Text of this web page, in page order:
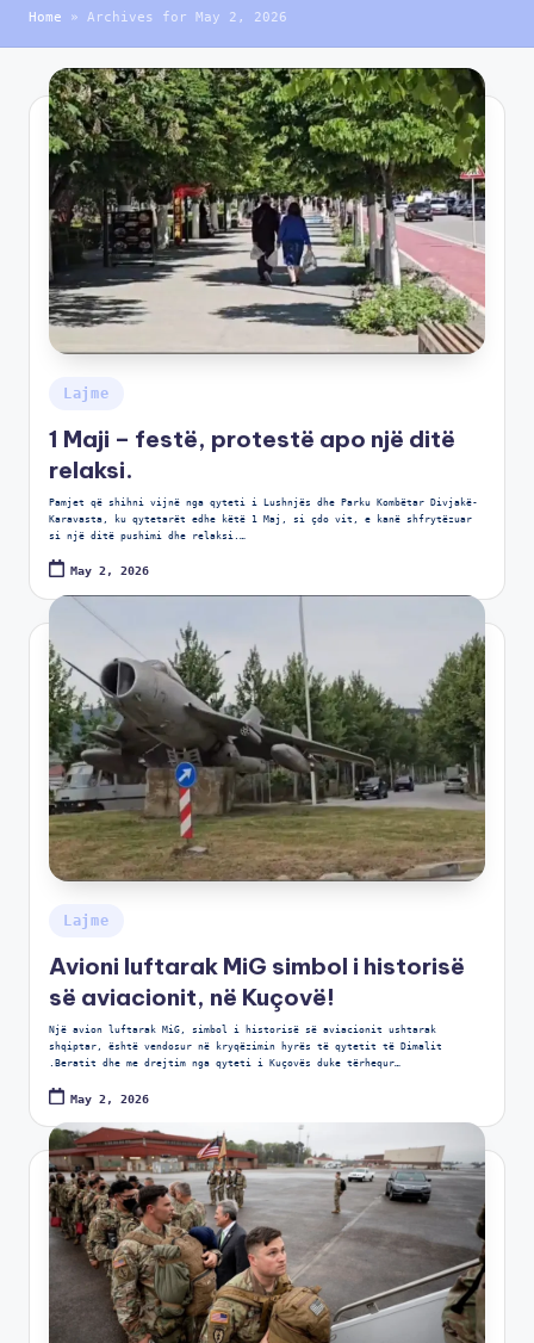
Home » Archives for May 2, 2026
Lajme
1 Maji – festë, protestë apo një ditë
relaksi.
Pamjet që shihni vijnë nga qyteti i Lushnjës dhe Parku Kombëtar Divjakë-
Karavasta, ku qytetarët edhe këtë 1 Maj, si çdo vit, e kanë shfrytëzuar
si një ditë pushimi dhe relaksi.…
May 2, 2026
Lajme
Avioni luftarak MiG simbol i historisë
së aviacionit, në Kuçovë!
Një avion luftarak MiG, simbol i historisë së aviacionit ushtarak
shqiptar, është vendosur në kryqëzimin hyrës të qytetit të Dimalit
.Beratit dhe me drejtim nga qyteti i Kuçovës duke tërhequr…
May 2, 2026